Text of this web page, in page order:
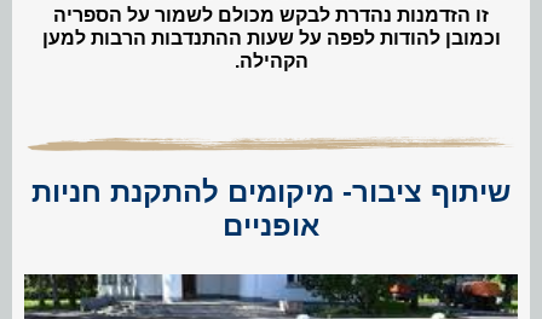
זו הזדמנות נהדרת לבקש מכולם לשמור על הספריה
וכמובן להודות לפפה על שעות ההתנדבות הרבות למען
הקהילה.
שיתוף ציבור- מיקומים להתקנת חניות
אופניים